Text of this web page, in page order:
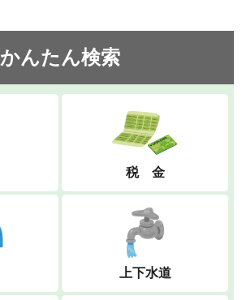
かんたん検索
税 金
上下水道